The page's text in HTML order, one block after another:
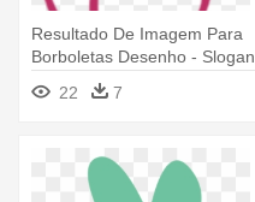
Resultado De Imagem Para
Borboletas Desenho - Slogan
De Borboletas
22 7